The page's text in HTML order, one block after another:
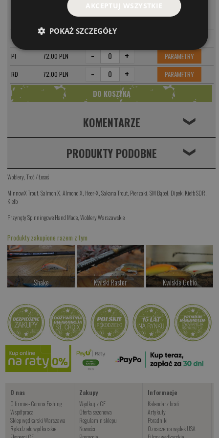
- + PARAMETRY
GRF -
PI 72.00 PLN - + PARAMETRY
RD 72.00 PLN - + PARAMETRY
KOMENTARZE ❮
PRODUKTY PODOBNE ❮
Woblery ,Troć / Łosoś
MinnowX Trout ,Salmon X ,Almond X Heer-X ,Sakana Trout Pierzaki ,SM Bąbel Dipek Kiełb SDR
Kiełb
Przynęty Spinningowe Hand Made ,Woblery Warszawskie
Produkty zakupione razem z tym
Shake
Kup teraz >
Kwiski Raster
Kup teraz >
Kwiskie Gobio
Kup teraz >
Wahadłówki trociowe
od 34.00 PLN
Kup teraz >
O nas
O firmie - Corona Fishing
Współpraca
Sklep wędkarski Warszawa
Rękodzieło wędkarskie
Zakupy
Wędkuj z CF
Oferta sezonowa
Regulamin sklepu
Nowości
Informacje
Kalendarz brań
Artykuły
Poradniki
Oznaczenia wędek USA
AKCEPTUJ WSZYSTKIE
POKAŻ SZCZEGÓŁY